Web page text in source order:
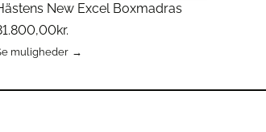
New Excel Boxmadras
kr.
muligheder